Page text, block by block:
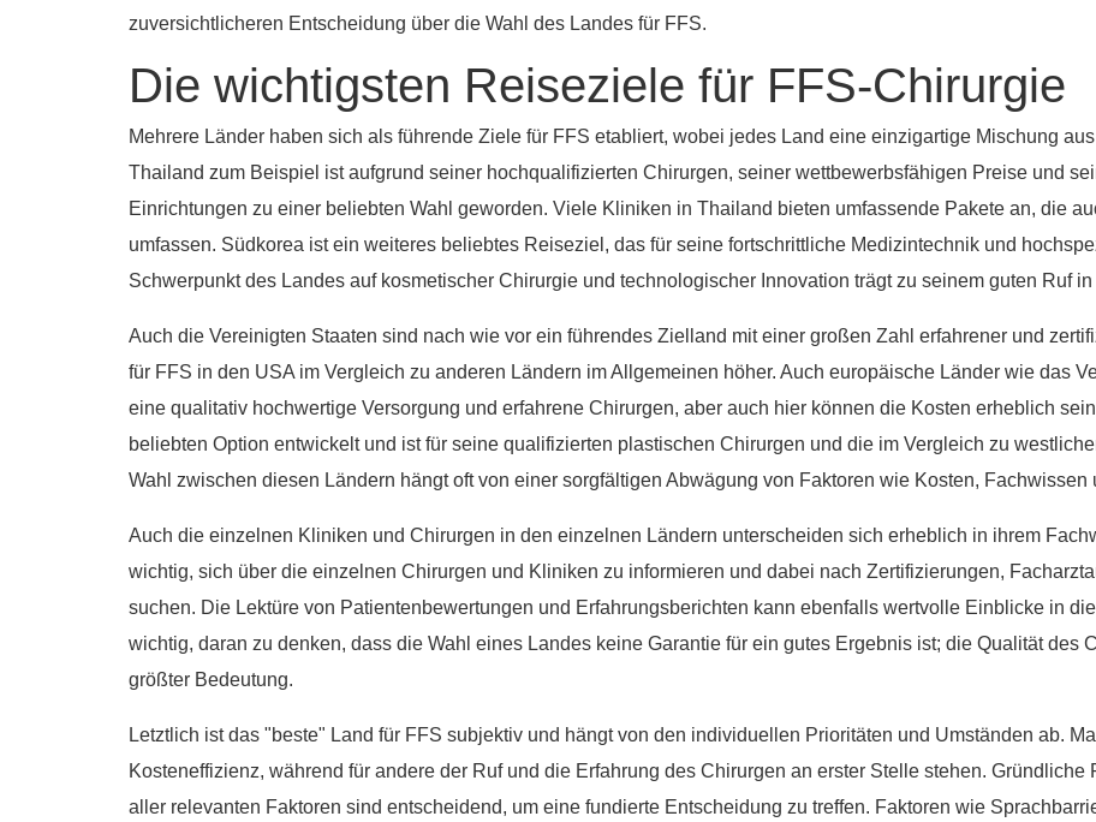
zuversichtlicheren Entscheidung über die Wahl des Landes für FFS.
Die wichtigsten Reiseziele für FFS-Chirurgie
Mehrere Länder haben sich als führende Ziele für FFS etabliert, wobei jedes Land eine einzigartige Mischung
Thailand zum Beispiel ist aufgrund seiner hochqualifizierten Chirurgen, seiner wettbewerbsfähigen Preise und
Einrichtungen zu einer beliebten Wahl geworden. Viele Kliniken in Thailand bieten umfassende Pakete an, die
umfassen. Südkorea ist ein weiteres beliebtes Reiseziel, das für seine fortschrittliche Medizintechnik und
Schwerpunkt des Landes auf kosmetischer Chirurgie und technologischer Innovation trägt zu seinem guten Ruf
Auch die Vereinigten Staaten sind nach wie vor ein führendes Zielland mit einer großen Zahl erfahrener und
für FFS in den USA im Vergleich zu anderen Ländern im Allgemeinen höher. Auch europäische Länder wie das
eine qualitativ hochwertige Versorgung und erfahrene Chirurgen, aber auch hier können die Kosten erheblich
beliebten Option entwickelt und ist für seine qualifizierten plastischen Chirurgen und die im Vergleich zu
Wahl zwischen diesen Ländern hängt oft von einer sorgfältigen Abwägung von Faktoren wie Kosten,
Auch die einzelnen Kliniken und Chirurgen in den einzelnen Ländern unterscheiden sich erheblich in ihrem
wichtig, sich über die einzelnen Chirurgen und Kliniken zu informieren und dabei nach Zertifizierungen,
suchen. Die Lektüre von Patientenbewertungen und Erfahrungsberichten kann ebenfalls wertvolle Einblicke in
wichtig, daran zu denken, dass die Wahl eines Landes keine Garantie für ein gutes Ergebnis ist; die Qualität des
größter Bedeutung.
Letztlich ist das "beste" Land für FFS subjektiv und hängt von den individuellen Prioritäten und Umständen ab.
Kosteneffizienz, während für andere der Ruf und die Erfahrung des Chirurgen an erster Stelle stehen.
aller relevanten Faktoren sind entscheidend, um eine fundierte Entscheidung zu treffen. Faktoren wie